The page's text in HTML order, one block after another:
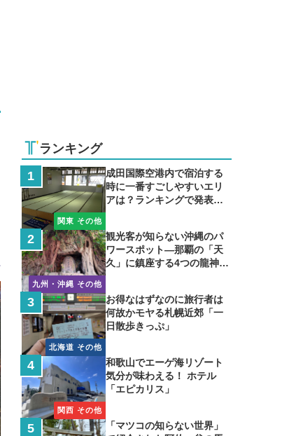
ランキング
関東 その他
成田国際空港内で宿泊する
時に一番すごしやすいエリ
アは？ランキングで発表し
九州・沖縄 その他
観光客が知らない沖縄のパ
ワースポット―那覇の「天
久」に鎮座する4つの龍神の
北海道 その他
お得なはずなのに旅行者は
何故かモヤる札幌近郊「一
日散歩きっぷ」
関西 その他
和歌山でエーゲ海リゾート
気分が味わえる！ ホテル
「エピカリス」
「マツコの知らない世界」